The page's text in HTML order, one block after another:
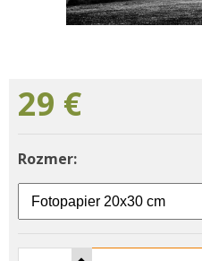
29 €
Rozmer: